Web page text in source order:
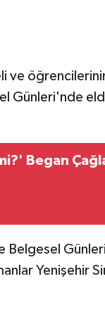
ve
Günleri'nde
Began
Belgesel
Yenişehir